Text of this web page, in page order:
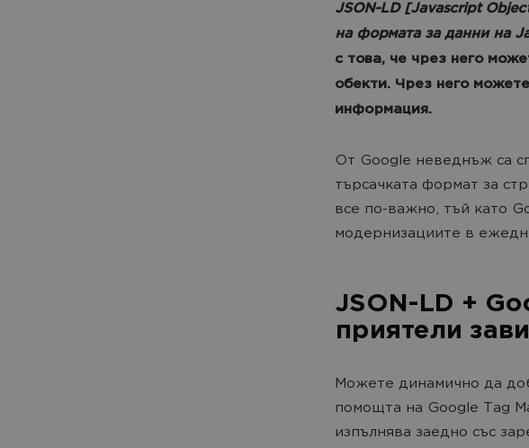
JSON-LD [Javascript
на формата за данни на
с това, че чрез него
обекти. Чрез него
информация.
От Google неведнъж са
търсачката формат за
все по-важно, тъй като
модернизациите в
JSON-LD +
приятели
Можете динамично да
помощта на Google Tag
изпълнява заедно със